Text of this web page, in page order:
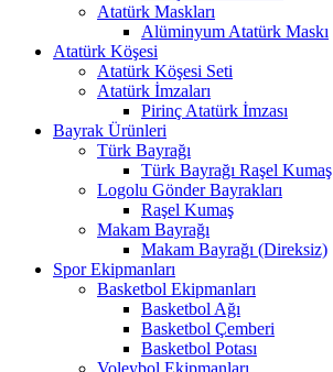
Atatürk Maskları
Alüminyum Atatürk Maskı
Atatürk Köşesi
Atatürk Köşesi Seti
Atatürk İmzaları
Pirinç Atatürk İmzası
Bayrak Ürünleri
Türk Bayrağı
Türk Bayrağı Raşel Kumaş
Logolu Gönder Bayrakları
Raşel Kumaş
Makam Bayrağı
Makam Bayrağı (Direksiz)
Spor Ekipmanları
Basketbol Ekipmanları
Basketbol Ağı
Basketbol Çemberi
Basketbol Potası